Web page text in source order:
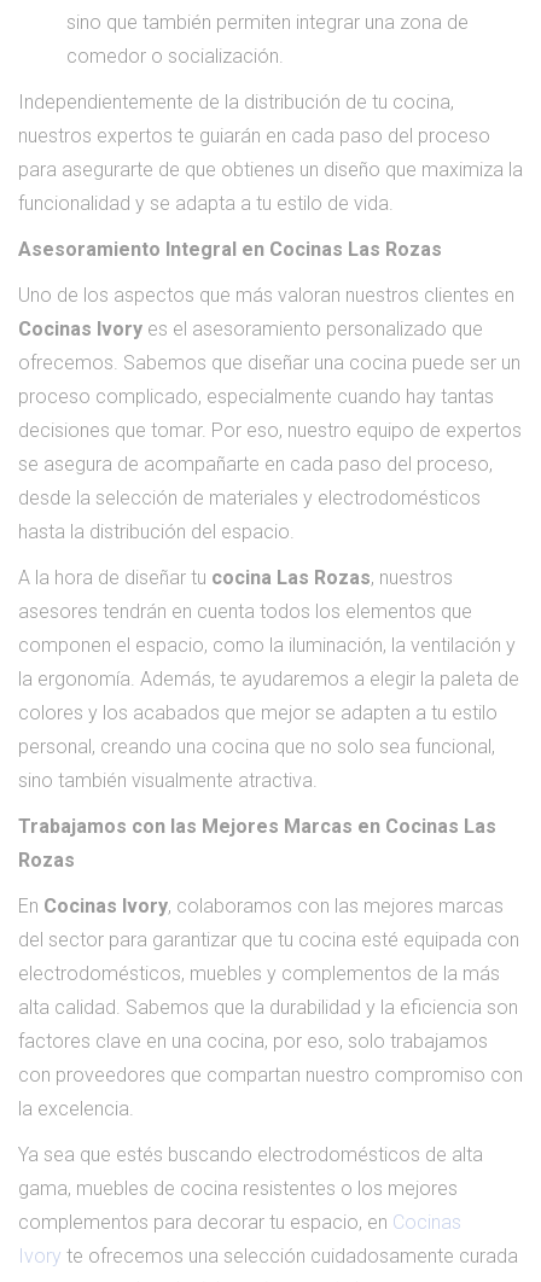
sino que también permiten integrar una zona de
comedor o socialización.
Independientemente de la distribución de tu cocina,
nuestros expertos te guiarán en cada paso del proceso
para asegurarte de que obtienes un diseño que maximiza la
funcionalidad y se adapta a tu estilo de vida.
Asesoramiento Integral en Cocinas Las Rozas
Uno de los aspectos que más valoran nuestros clientes en
Cocinas Ivory es el asesoramiento personalizado que
ofrecemos. Sabemos que diseñar una cocina puede ser un
proceso complicado, especialmente cuando hay tantas
decisiones que tomar. Por eso, nuestro equipo de expertos
se asegura de acompañarte en cada paso del proceso,
desde la selección de materiales y electrodomésticos
hasta la distribución del espacio.
A la hora de diseñar tu cocina Las Rozas, nuestros
asesores tendrán en cuenta todos los elementos que
componen el espacio, como la iluminación, la ventilación y
la ergonomía. Además, te ayudaremos a elegir la paleta de
colores y los acabados que mejor se adapten a tu estilo
personal, creando una cocina que no solo sea funcional,
sino también visualmente atractiva.
Trabajamos con las Mejores Marcas en Cocinas Las
Rozas
En Cocinas Ivory, colaboramos con las mejores marcas
del sector para garantizar que tu cocina esté equipada con
electrodomésticos, muebles y complementos de la más
alta calidad. Sabemos que la durabilidad y la eficiencia son
factores clave en una cocina, por eso, solo trabajamos
con proveedores que compartan nuestro compromiso con
la excelencia.
Ya sea que estés buscando electrodomésticos de alta
gama, muebles de cocina resistentes o los mejores
complementos para decorar tu espacio, en Cocinas
Ivory te ofrecemos una selección cuidadosamente curada